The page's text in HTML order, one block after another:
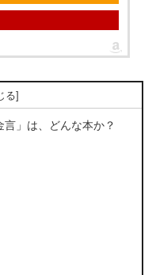
言」は、どんな本か？